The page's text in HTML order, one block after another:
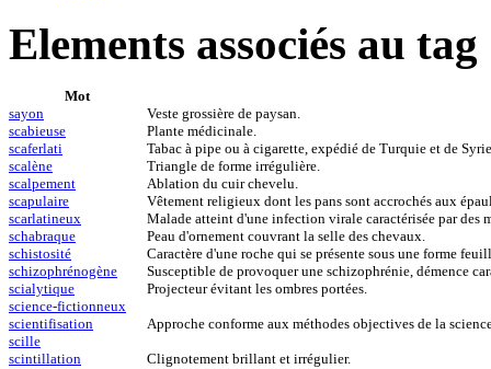
Elements associés au tag
Mot
sayon
Veste grossière de paysan.
scabieuse
Plante médicinale.
scaferlati
Tabac à pipe ou à cigarette, expédié de Turquie et de
scalène
Triangle de forme irrégulière.
scalpement
Ablation du cuir chevelu.
scapulaire
Vêtement religieux dont les pans sont accrochés aux
scarlatineux
Malade atteint d'une infection virale caractérisée par des
schabraque
Peau d'ornement couvrant la selle des chevaux.
schistosité
Caractère d'une roche qui se présente sous une forme
schizophrénogène
Susceptible de provoquer une schizophrénie, démence
scialytique
Projecteur évitant les ombres portées.
science-fictionneux
scientifisation
Approche conforme aux méthodes objectives de la
scille
scintillation
Clignotement brillant et irrégulier.